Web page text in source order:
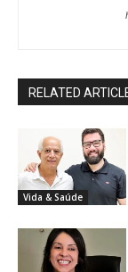
RELATED
Vida & Saúde